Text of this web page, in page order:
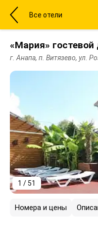
Все отели
«Мария»
г. Анапа, п. Витязево, ул.
1 / 51
Номера и цены